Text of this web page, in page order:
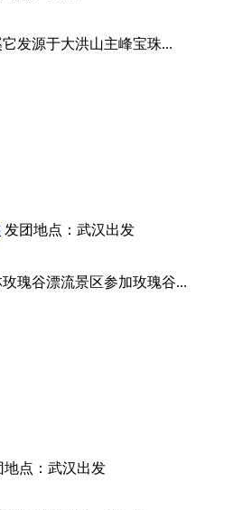
发源于大洪山主峰宝珠...
发团地点：武汉出发
瑰谷漂流景区参加玫瑰谷...
地点：武汉出发